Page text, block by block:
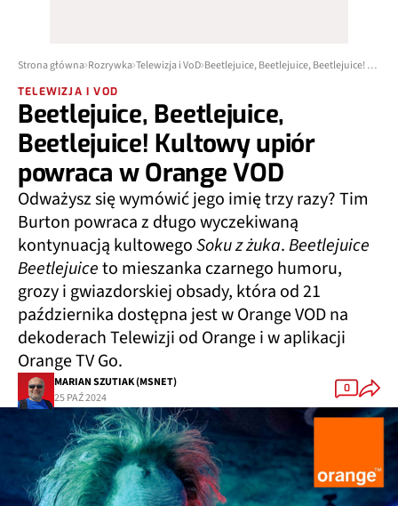
Strona główna Rozrywka Telewizja i VoD Beetlejuice, Beetlejuice, Beetlejuice! Kultowy upiór powraca w Orange VOD
TELEWIZJA I VOD
Beetlejuice, Beetlejuice,
Beetlejuice! Kultowy upiór
powraca w Orange VOD
Odważysz się wymówić jego imię trzy razy? Tim
Burton powraca z długo wyczekiwaną
kontynuacją kultowegoSoku z żuka.Beetlejuice
Beetlejuiceto mieszanka czarnego humoru,
grozy i gwiazdorskiej obsady, która od 21
października dostępna jest w Orange VOD na
dekoderach Telewizji od Orange i w aplikacji
Orange TV Go.
MARIAN SZUTIAK (MSNET)
25 PAŹ 2024
0